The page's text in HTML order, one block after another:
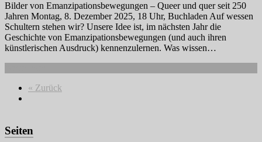
Bilder von Emanzipationsbewegungen – Queer und quer seit 250
Jahren Montag, 8. Dezember 2025, 18 Uhr, Buchladen Auf wessen
Schultern stehen wir? Unsere Idee ist, im nächsten Jahr die
Geschichte von Emanzipationsbewegungen (und auch ihren
künstlerischen Ausdruck) kennenzulernen. Was wissen…
« Zurück
Seiten